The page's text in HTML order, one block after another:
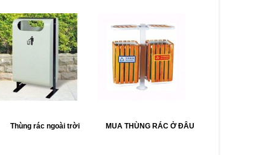
Thùng rác ngoài trời MUA THÙNG RÁC Ở ĐÂU